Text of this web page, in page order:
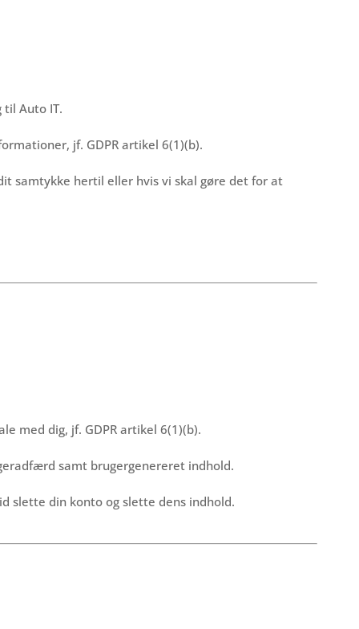
Auto IT.
jf. GDPR artikel 6(1)(b).
samtykke hertil eller hvis vi skal gøre det for at
med dig, jf. GDPR artikel 6(1)(b).
samt brugergenereret indhold.
slette din konto og slette dens indhold.